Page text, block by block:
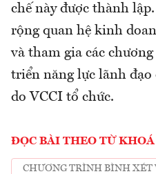
chế này được thành
rộng quan hệ kinh
và tham gia các
triển năng lực lãnh đạo
do VCCI tổ chức.
ĐỌC BÀI THEO TỪ KHOÁ
CHƯƠNG TRÌNH BÌNH XÉT